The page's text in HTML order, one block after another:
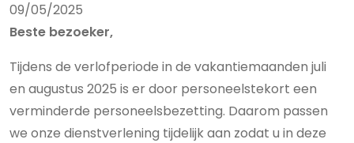
09/05/2025
Beste bezoeker,
Tijdens de verlofperiode in de vakantiemaanden juli
en augustus 2025 is er door personeelstekort een
verminderde personeelsbezetting. Daarom passen
we onze dienstverlening tijdelijk aan zodat u in deze